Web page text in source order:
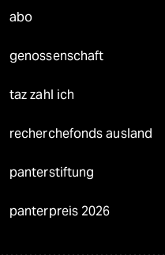
abo
genossenschaft
taz zahl ich
recherchefonds ausland
panterstiftung
panterpreis 2026